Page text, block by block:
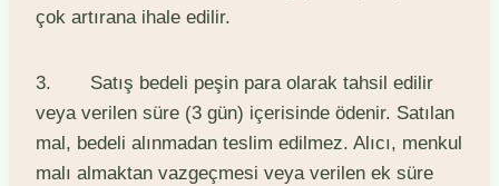
çok artırana ihale edilir.
3. Satış bedeli peşin para olarak tahsil edilir
veya verilen süre (3 gün) içerisinde ödenir. Satılan
mal, bedeli alınmadan teslim edilmez. Alıcı, menkul
malı almaktan vazgeçmesi veya verilen ek süre